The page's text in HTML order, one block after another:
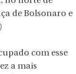
de Bolsonaro e
com esse
a mais